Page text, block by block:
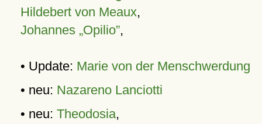
Hildebert von Meaux,
Johannes „Opilio”,
• Update: Marie von der Menschwerdung
• neu: Nazareno Lanciotti
• neu: Theodosia,